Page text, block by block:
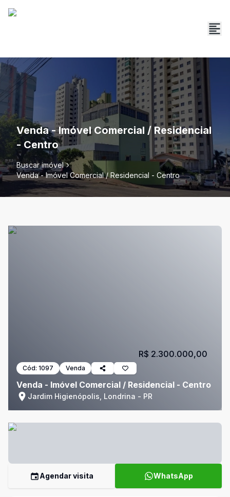
Venda - Imóvel Comercial / Residencial
- Centro
Buscar imóvel
Venda - Imóvel Comercial / Residencial - Centro
Cód: 1097 Venda
Venda - Imóvel Comercial / Residencial - Centro
Jardim Higienópolis, Londrina - PR
R$ 2.300.000,00
Agendar visita WhatsApp